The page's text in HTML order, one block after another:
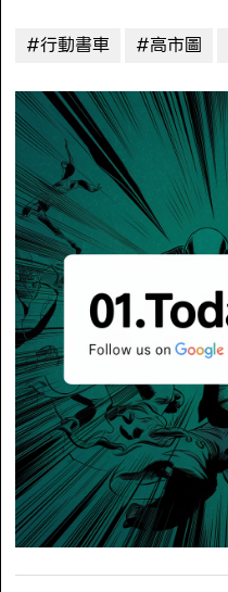
#行動書車 #高市圖